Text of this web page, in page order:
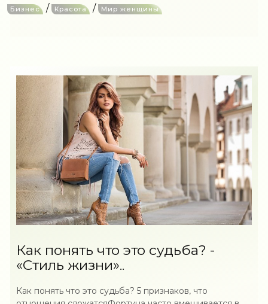
Бизнес / Красота / Мир женщины
Как понять что это судьба? -
«Стиль жизни»..
Как понять что это судьба? 5 признаков, что